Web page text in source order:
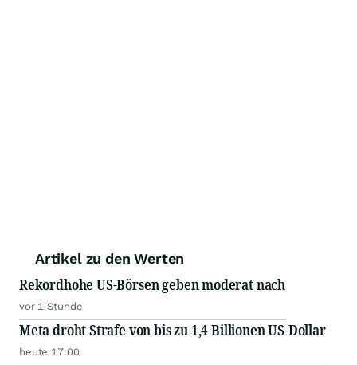
Artikel zu den Werten
Rekordhohe US-Börsen geben moderat nach
vor 1 Stunde
Meta droht Strafe von bis zu 1,4 Billionen US-Dollar
heute 17:00